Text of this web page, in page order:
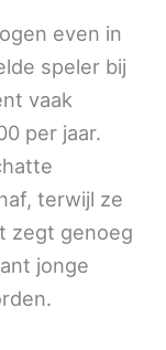
even in
speler bij
vaak
per jaar.
terwijl ze
zegt genoeg
jonge